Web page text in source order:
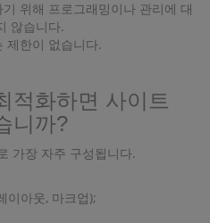
위해 프로그래밍이나 관리에 대
않습니다.
제한이 없습니다.
적화하면 사이트
니까?
가장 자주 구성됩니다.
이아웃, 마크업);